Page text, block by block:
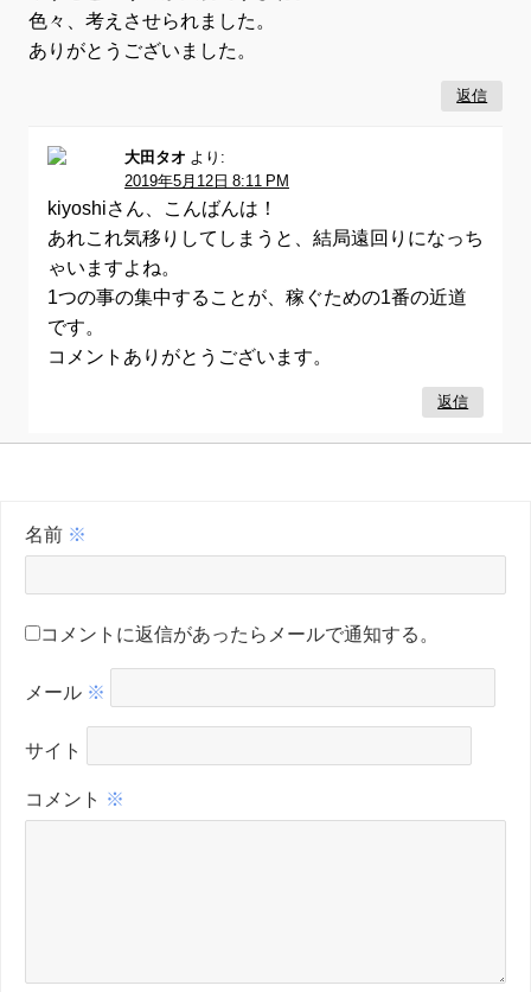
色々、考えさせられました。
ありがとうございました。
返信
大田タオ より:
2019年5月12日 8:11 PM
kiyoshiさん、こんばんは！
あれこれ気移りしてしまうと、結局遠回りになっち
ゃいますよね。
1つの事の集中することが、稼ぐための1番の近道
です。
コメントありがとうございます。
返信
コメント ※
名前 ※
メール ※
サイト
コメントに返信があったらメールで通知する。